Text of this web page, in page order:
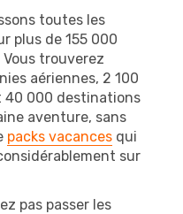
toutes les
plus de 155 000
trouverez
aériennes, 2 100
40 000 destinations
aventure, sans
packs vacances qui
sur
pas passer les